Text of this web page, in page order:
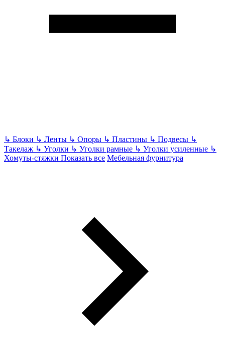
↳ Блоки ↳ Ленты ↳ Опоры ↳ Пластины ↳ Подвесы ↳
Такелаж ↳ Уголки ↳ Уголки рамные ↳ Уголки усиленные ↳
Хомуты-стяжки Показать все Мебельная фурнитура